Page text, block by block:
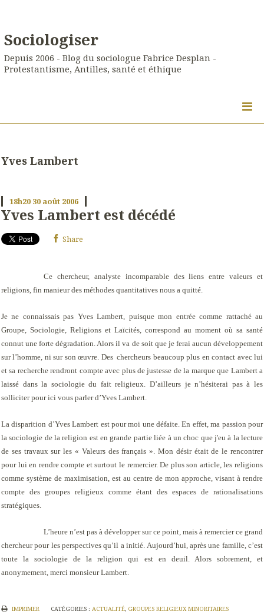
Sociologiser
Depuis 2006 - Blog du sociologue Fabrice Desplan -
Protestantisme, Antilles, santé et éthique
Yves Lambert
18h20 30 août 2006
Yves Lambert est décédé
Share
Ce chercheur, analyste incomparable des liens entre valeurs et
religions, fin manieur des méthodes quantitatives nous a quitté.
Je ne connaissais pas Yves Lambert, puisque mon entrée comme rattaché au
Groupe, Sociologie, Religions et Laïcités , correspond au moment où sa santé
connut une forte dégradation. Alors il va de soit que je ferai aucun développement
sur l’homme, ni sur son œuvre. Des chercheurs beaucoup plus en contact avec lui
et sa recherche rendront compte avec plus de justesse de la marque que Lambert a
laissé dans la sociologie du fait religieux. D’ailleurs je n’hésiterai pas à les
solliciter pour ici vous parler d’Yves Lambert.
La disparition d’Yves Lambert est pour moi une défaite. En effet, ma passion pour
la sociologie de la religion est en grande partie liée à un choc que j'eu à la lecture
de ses travaux sur les « Valeurs des français ». Mon désir était de le rencontrer
pour lui en rendre compte et surtout le remercier. De plus son article,les religions
comme système de maximisation, est au centre de mon approche, visant à rendre
compte des groupes religieux comme étant des espaces de rationalisations
stratégiques.
L’heure n’est pas à développer sur ce point, mais à remercier ce grand
chercheur pour les perspectives qu’il a initié. Aujourd’hui, après une famille, c’est
toute la sociologie de la religion qui est en deuil. Alors sobrement, et
anonymement, merci monsieur Lambert.
IMPRIMER CATÉGORIES : ACTUALITÉ, GROUPES RELIGIEUX MINORITAIRES